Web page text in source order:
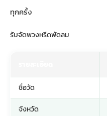
ทุกครั้ง
รับจัดพวงหรีดพัดลม
ชื่อวัด
จังหวัด